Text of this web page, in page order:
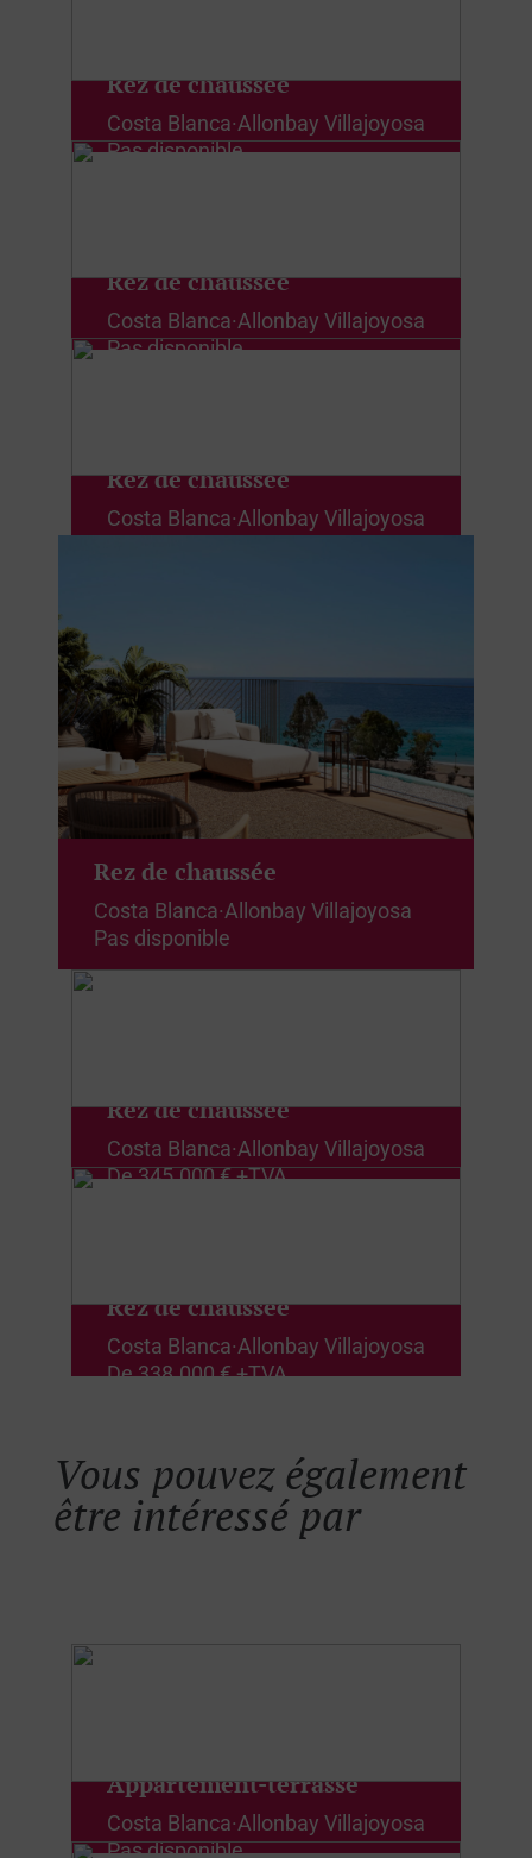
Rez de chaussée
Costa Blanca·Allonbay Villajoyosa
Pas disponible
Rez de chaussée
Costa Blanca·Allonbay Villajoyosa
Pas disponible
Rez de chaussée
Costa Blanca·Allonbay Villajoyosa
Rez de chaussée
Costa Blanca·Allonbay Villajoyosa
Pas disponible
Rez de chaussée
Costa Blanca·Allonbay Villajoyosa
De345.000 € +TVA
Rez de chaussée
Costa Blanca·Allonbay Villajoyosa
De338.000 € +TVA
Vous pouvez également
être intéressé par
Appartement-terrasse
Costa Blanca·Allonbay Villajoyosa
Pas disponible